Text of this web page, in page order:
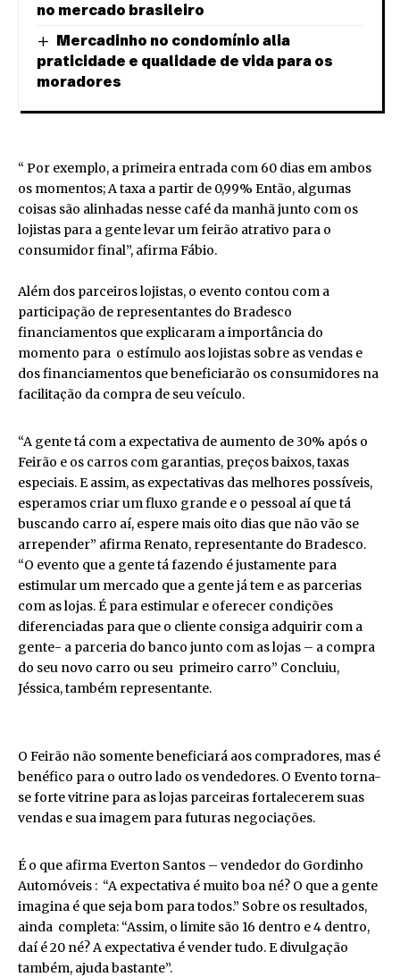
no mercado brasileiro
Mercadinho no condomínio alia
praticidade e qualidade de vida para os
moradores
“ Por exemplo, a primeira entrada com 60 dias em ambos
os momentos; A taxa a partir de 0,99% Então, algumas
coisas são alinhadas nesse café da manhã junto com os
lojistas para a gente levar um feirão atrativo para o
consumidor final”, afirma Fábio.
Além dos parceiros lojistas, o evento contou com a
participação de representantes do Bradesco
financiamentos que explicaram a importância do
momento para o estímulo aos lojistas sobre as vendas e
dos financiamentos que beneficiarão os consumidores na
facilitação da compra de seu veículo.
“A gente tá com a expectativa de aumento de 30% após o
Feirão e os carros com garantias, preços baixos, taxas
especiais. E assim, as expectativas das melhores possíveis,
esperamos criar um fluxo grande e o pessoal aí que tá
buscando carro aí, espere mais oito dias que não vão se
arrepender” afirma Renato, representante do Bradesco.
“O evento que a gente tá fazendo é justamente para
estimular um mercado que a gente já tem e as parcerias
com as lojas. É para estimular e oferecer condições
diferenciadas para que o cliente consiga adquirir com a
gente- a parceria do banco junto com as lojas – a compra
do seu novo carro ou seu primeiro carro” Concluiu,
Jéssica, também representante.
O Feirão não somente beneficiará aos compradores, mas é
benéfico para o outro lado os vendedores. O Evento torna-
se forte vitrine para as lojas parceiras fortalecerem suas
vendas e sua imagem para futuras negociações.
É o que afirma Everton Santos – vendedor do Gordinho
Automóveis : “A expectativa é muito boa né? O que a gente
imagina é que seja bom para todos.” Sobre os resultados,
ainda completa: “Assim, o limite são 16 dentro e 4 dentro,
daí é 20 né? A expectativa é vender tudo. E divulgação
também, ajuda bastante”.